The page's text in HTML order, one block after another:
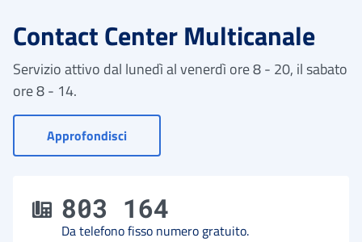
Contact Center Multicanale
Servizio attivo dal lunedì al venerdì ore 8 - 20, il sabato
ore 8 - 14.
Approfondisci- Vai a Contact Center
803 164
Da telefono fisso numero gratuito.